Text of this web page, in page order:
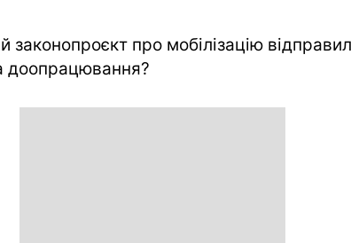
законопроєкт про мобілізацію
доопрацювання?